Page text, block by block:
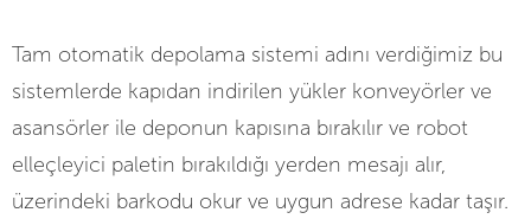
Tam otomatik depolama sistemi adını verdiğimiz bu
sistemlerde kapıdan indirilen yükler konveyörler ve
asansörler ile deponun kapısına bırakılır ve robot
elleçleyici paletin bırakıldığı yerden mesajı alır,
üzerindeki barkodu okur ve uygun adrese kadar taşır.